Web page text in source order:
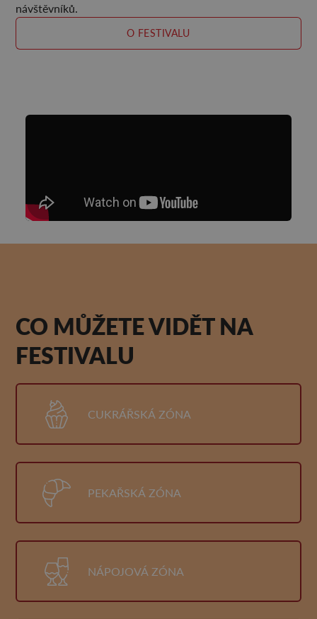
návštěvníků.
O FESTIVALU
CO MŮŽETE VIDĚT NA
FESTIVALU
CUKRÁŘSKÁ ZÓNA
PEKAŘSKÁ ZÓNA
NÁPOJOVÁ ZÓNA